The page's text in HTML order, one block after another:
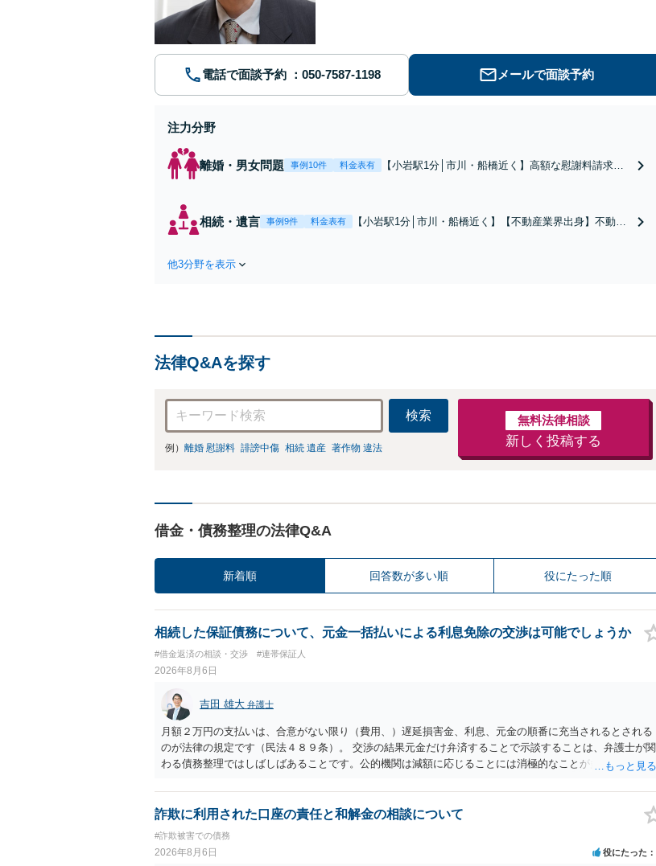
電話で面談予約 メールで面談予約
注力分野
離婚・男女問題 事例10件 料金表有
【小岩駅1分│市川・船橋近く】高額な慰謝料請求の
家の財産分与に対応！離婚に関するお悩みは、お気
軽にご相談ください【メディア出演】【早朝・夜間
相続・遺言 事例9件 料金表有
【小岩駅1分│市川・船橋近く】【不動産業界出身】不動産
他3分野を表示
法律Q&Aを探す
検索
例） 離婚 慰謝料 誹謗中傷 相続 遺産 著作物 違法
無料法律相談
新しく投稿する
借金・債務整理の法律Q&A
新着順 回答数が多い順 役にたった順
相続した保証債務について、元金一括払いによる利息免除の交渉は可能でしょうか
#借金返済の相談・交渉 #連帯保証人
2026年8月6日
吉田 雄大 弁護士
月額２万円の支払いは、合意がない限り（費用、）遅延損害金、利息、元金の順番に充当されるとされる
のが法律の規定です（民法４８９条）。 交渉の結果元金だけ弁済することで示談することは、弁護士が関
わる債務整理ではしばしばあることです。公的機関は減額に応じることには消極的なことが多いものの、
詐欺に利用された口座の責任と和解金の相談について
#詐欺被害での債務
2026年8月6日 役にたった